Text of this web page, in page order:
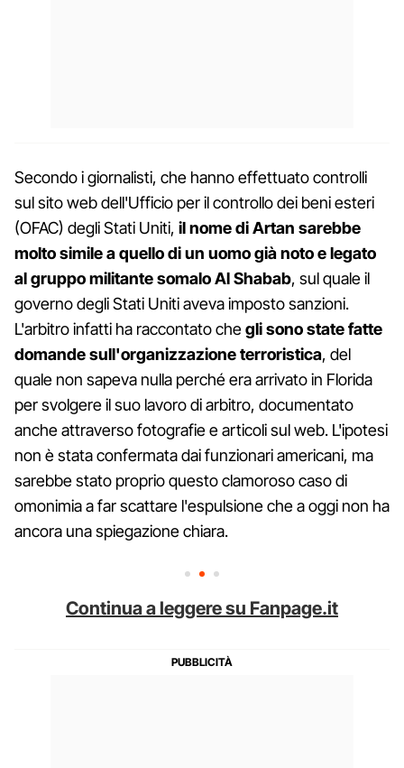
Secondo i giornalisti, che hanno effettuato controlli
sul sito web dell'Ufficio per il controllo dei beni esteri
(OFAC) degli Stati Uniti, il nome di Artan sarebbe
molto simile a quello di un uomo già noto e legato
al gruppo militante somalo Al Shabab, sul quale il
governo degli Stati Uniti aveva imposto sanzioni.
L'arbitro infatti ha raccontato chegli sono state fatte
domande sull'organizzazione terroristica, del
quale non sapeva nulla perché era arrivato in Florida
per svolgere il suo lavoro di arbitro, documentato
anche attraverso fotografie e articoli sul web. L'ipotesi
non è stata confermata dai funzionari americani, ma
sarebbe stato proprio questo clamoroso caso di
omonimia a far scattare l'espulsione che a oggi non ha
ancora una spiegazione chiara.
Continua a leggere su Fanpage.it